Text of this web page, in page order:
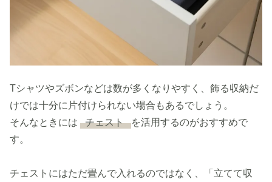
Tシャツやズボンなどは数が多くなりやすく、飾る収納だ
けでは十分に片付けられない場合もあるでしょう。
そんなときには
チェスト を活用するのがおすすめで
す。
チェストにはただ畳んで入れるのではなく、「立てて収